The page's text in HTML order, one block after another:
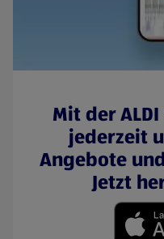
Mit der
jederzeit
Angebote
Jetzt